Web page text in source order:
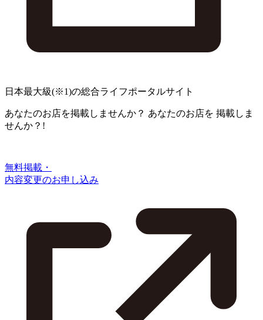
日本最大級(※1)の総合ライフポータルサイト
あなたのお店を掲載しませんか？ あなたのお店を 掲載しま
せんか？!
無料掲載・
内容変更のお申し込み